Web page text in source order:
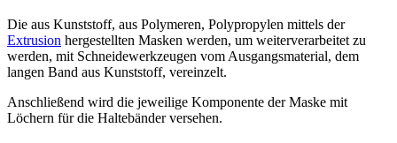
Die aus Kunststoff, aus Polymeren, Polypropylen mittels der
Extrusion hergestellten Masken werden, um weiterverarbeitet zu
werden, mit Schneidewerkzeugen vom Ausgangsmaterial, dem
langen Band aus Kunststoff, vereinzelt.
Anschließend wird die jeweilige Komponente der Maske mit
Löchern für die Haltebänder versehen.